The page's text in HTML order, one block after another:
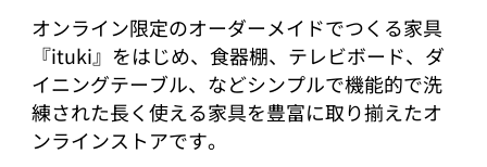
オンライン限定のオーダーメイドでつくる家具
『ituki』をはじめ、食器棚、テレビボード、ダ
イニングテーブル、などシンプルで機能的で洗
練された長く使える家具を豊富に取り揃えたオ
ンラインストアです。